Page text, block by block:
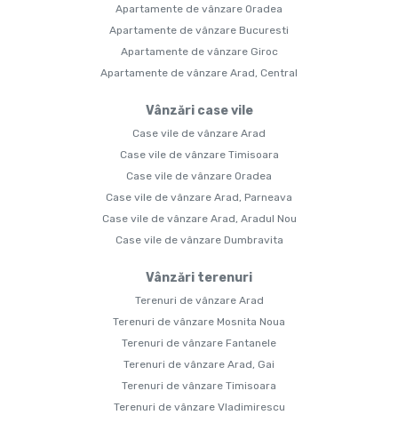
Apartamente de vânzare Oradea
Apartamente de vânzare Bucuresti
Apartamente de vânzare Giroc
Apartamente de vânzare Arad, Central
Vânzări case vile
Case vile de vânzare Arad
Case vile de vânzare Timisoara
Case vile de vânzare Oradea
Case vile de vânzare Arad, Parneava
Case vile de vânzare Arad, Aradul Nou
Case vile de vânzare Dumbravita
Vânzări terenuri
Terenuri de vânzare Arad
Terenuri de vânzare Mosnita Noua
Terenuri de vânzare Fantanele
Terenuri de vânzare Arad, Gai
Terenuri de vânzare Timisoara
Terenuri de vânzare Vladimirescu